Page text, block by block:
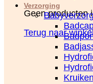
Geen producten
Terug naar
Verzorging